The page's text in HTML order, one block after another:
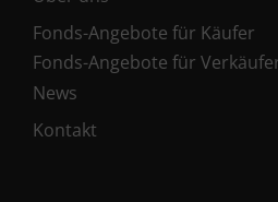
Fonds-Angebote für Käufer
Fonds-Angebote für
News
Kontakt